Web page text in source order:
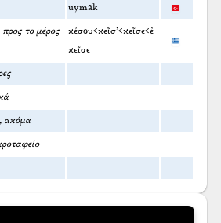
uymak
προς το μέρος
κέσου<κεῖσ’<κεῖσε<ἐ
κεῖσε
ακόμα